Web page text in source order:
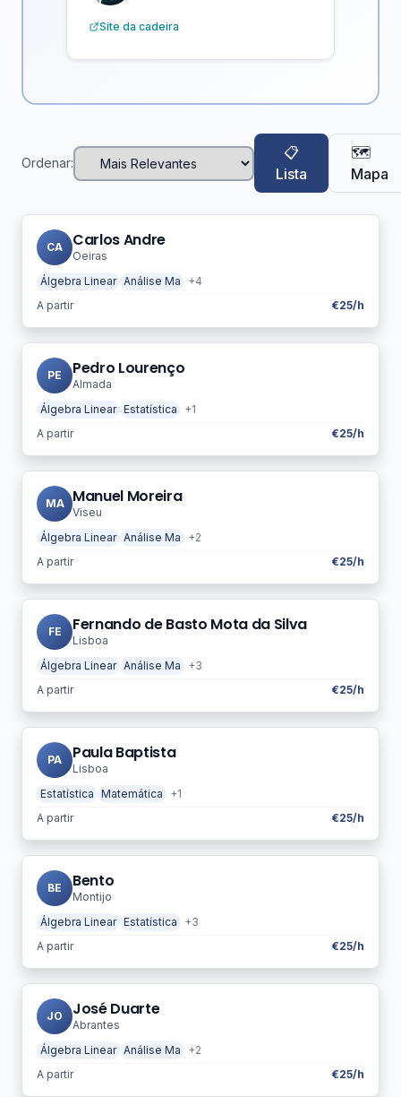
Site da cadeira
Ordenar:
📋
Lista
🗺️
Mapa
CA Carlos Andre
Oeiras
Álgebra Linear Análise Ma
+4
A partir
€25/h
PE Pedro Lourenço
Almada
Álgebra Linear Estatística
+1
A partir
€25/h
MA Manuel Moreira
Viseu
Álgebra Linear Análise Ma
+2
A partir
€25/h
FE Fernando de Basto Mota da Silva
Lisboa
Álgebra Linear Análise Ma
+3
A partir
€25/h
PA Paula Baptista
Lisboa
Estatística Matemática
+1
A partir
€25/h
BE Bento
Montijo
Álgebra Linear Estatística
+3
A partir
€25/h
JO José Duarte
Abrantes
Álgebra Linear Análise Ma
+2
A partir
€25/h